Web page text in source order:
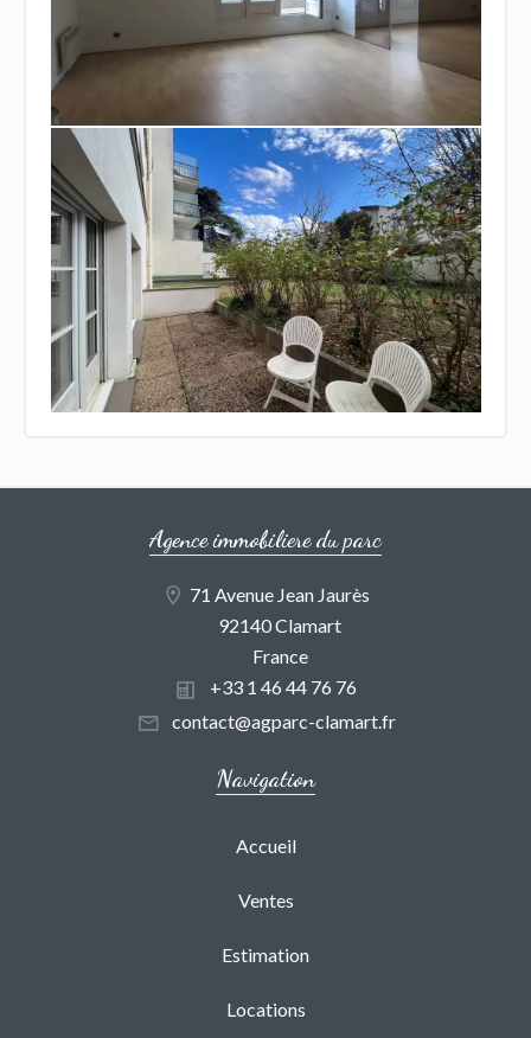
Agence immobiliere du parc
71 Avenue Jean Jaurès
92140 Clamart
France
+33 1 46 44 76 76
contact@agparc-clamart.fr
Navigation
Accueil
Ventes
Estimation
Locations